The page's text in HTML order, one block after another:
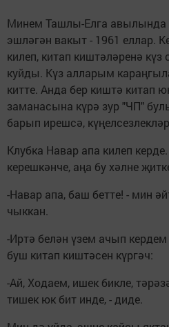
Минем Ташлы-Елга авылында
эшләгән вакыт - 1961 еллар.
килеп, китап киштәләренә
куйды. Күз алларым
китте. Анда бер киштә китап
заманасына күрә зур "ЧП"
барып ирешсә,
Клубка Навар апа килеп
керешкәнче, аңа бу хәлне
-Навар апа, баш бетте! - мин
чыккан.
-Иртә белән үзем ачып
буш китап киштәсен күргәч:
-Ай, Ходаем, ишек бикле,
тишек юк бит инде, - диде.